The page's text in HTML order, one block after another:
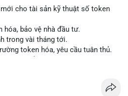
cho tài sản kỹ thuật số token
hóa, bảo vệ nhà đầu tư.
trong vài tháng tới.
token hóa, yêu cầu tuân thủ.